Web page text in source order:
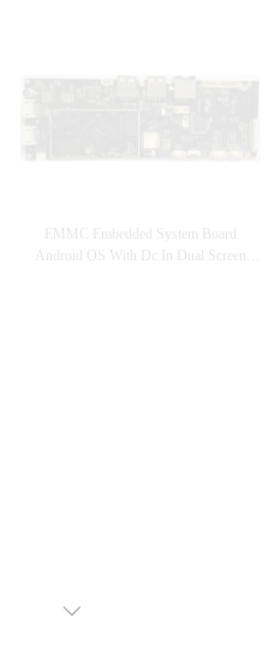
EMMC Embedded System Board
Android OS With Dc In Dual Screen